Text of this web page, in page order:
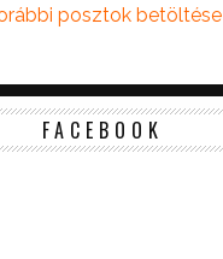
posztok betöltése
FACEBOOK